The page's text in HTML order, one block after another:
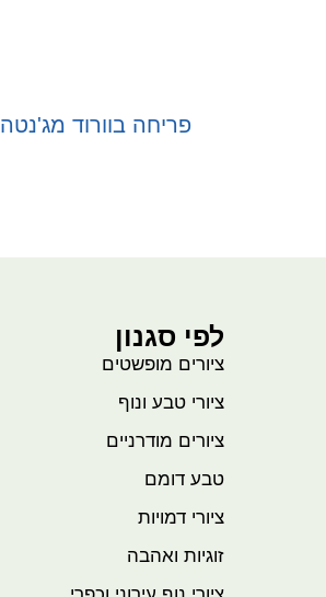
פריחה בוורוד מג'נטה
לפי סגנון
ציורים מופשטים
ציורי טבע ונוף
ציורים מודרניים
טבע דומם
ציורי דמויות
זוגיות ואהבה